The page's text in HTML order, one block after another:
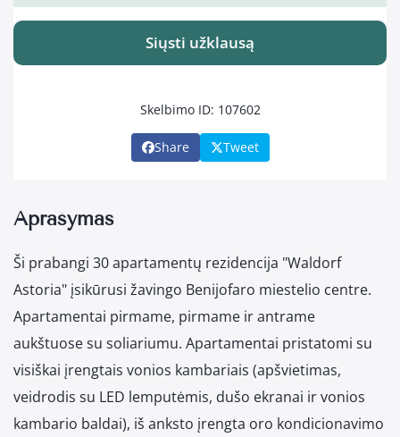
Siųsti užklausą
Skelbimo ID: 107602
Share Tweet
Aprašymas
Ši prabangi 30 apartamentų rezidencija "Waldorf
Astoria" įsikūrusi žavingo Benijofaro miestelio centre.
Apartamentai pirmame, pirmame ir antrame
aukštuose su soliariumu. Apartamentai pristatomi su
visiškai įrengtais vonios kambariais (apšvietimas,
veidrodis su LED lemputėmis, dušo ekranai ir vonios
kambario baldai), iš anksto įrengta oro kondicionavimo